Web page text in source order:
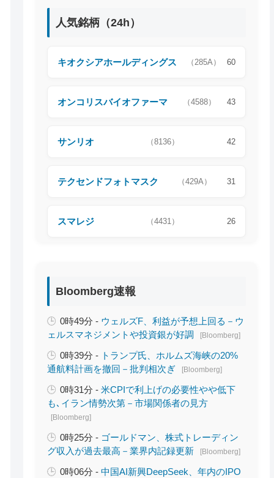
人気銘柄（24h）
キオクシアホールディングス （285A） 60
オンコリスバイオファーマ （4588） 43
サンリオ （8136） 42
テクセンドフォトマスク （429A） 31
スマレジ （4431） 26
Bloomberg速報
0時49分 - ウェルズF、利益が予想上回る－ウ
ェルスマネジメントや投資銀が好調
[Bloomberg]
0時39分 - トランプ氏、ホルムズ海峡の20%
通航料計画を撤回－批判相次ぎ
[Bloomberg]
0時31分 -米CPIで利上げの必要性やや低下
も､イラン情勢次第－市場関係者の見方
[Bloomberg]
0時25分 - ゴールドマン、株式トレーディン
グ収入が過去最高－業界内記録更新
[Bloomberg]
0時06分 -中国AI新興DeepSeek、年内のIPO